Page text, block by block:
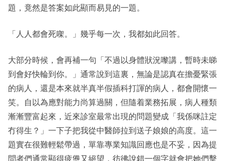
題，竟然是答案如此顯而易見的一題。
「人人都會死㗎。」幾乎每一次，我都如此回答。
大部分時候，會再補一句「不過以身體狀況嚟講，暫時未睇
到會好快輪到你。」通常說到這裏，無論是認真在擔憂緊張
的病人，還是本來就半真半假插科打諢的病人，都會開懷一
笑。自以為應對能力尚算過關，但隨着業務拓展，病人種類
漸漸豐富起來，近來診室最常出現的問題變成「我係咪註定
冇得生？」一下子把我從中醫師拉到送子娘娘的高度。這一
題實在很難輕鬆帶過，單靠專業知識回應也是不妥，因為提
問者們通常顯得疲憊又絕望，彷彿說錯一個字就會把她們擊